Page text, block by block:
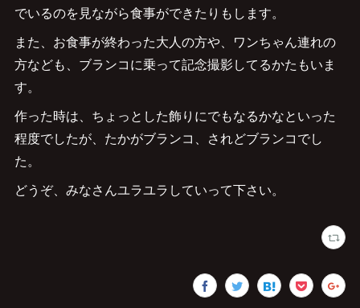
でいるのを見ながら食事ができたりもします。
また、お食事が終わった大人の方や、ワンちゃん連れの
方なども、ブランコに乗って記念撮影してるかたもいま
す。
作った時は、ちょっとした飾りにでもなるかなといった
程度でしたが、たかがブランコ、されどブランコでし
た。
どうぞ、みなさんユラユラしていって下さい。